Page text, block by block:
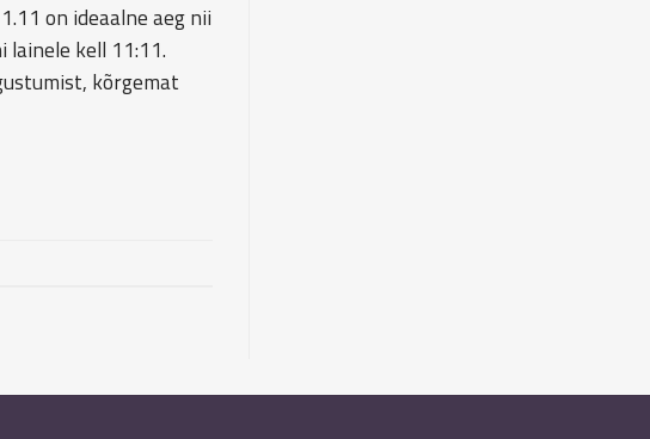
on ideaalne aeg nii
lainele kell 11:11.
kõrgemat